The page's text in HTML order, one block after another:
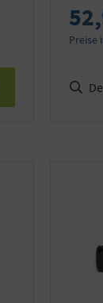
Preise